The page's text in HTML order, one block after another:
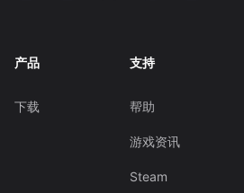
产品
下载
支持
帮助
游戏资讯
Steam